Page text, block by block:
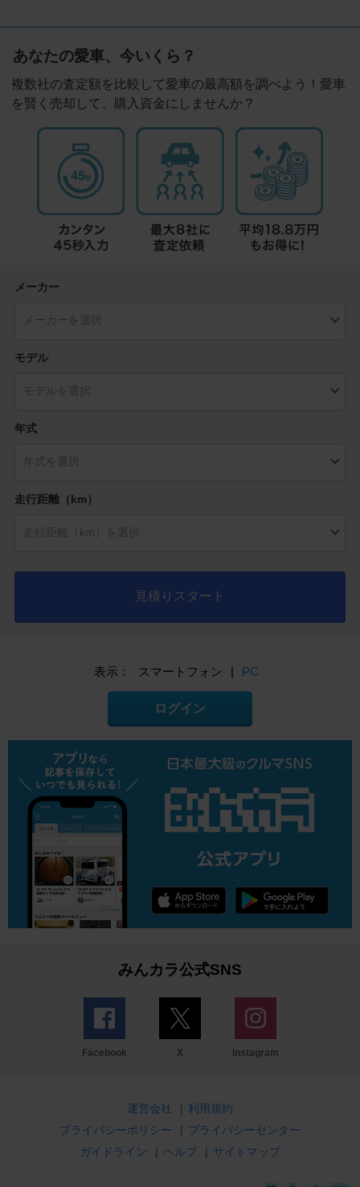
あなたの愛車、今いくら？
複数社の査定額を比較して愛車の最高額を調べよう！愛車
を賢く売却して、購入資金にしませんか？
メーカー
モデル
年式
走行距離（km）
見積りスタート
表示： スマートフォン | PC
ログイン
みんカラ公式SNS
Facebook X Instagram
運営会社 | 利用規約
プライバシーポリシー
| プライバシーセンター
ガイドライン
| ヘルプ | サイトマップ